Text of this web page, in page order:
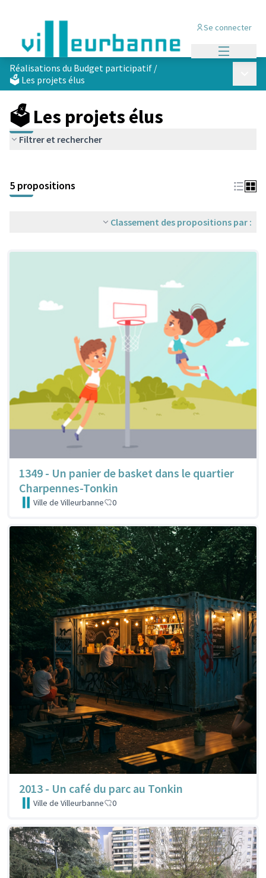
Se connecter
Réalisations du Budget participatif /
🗳️ Les projets élus
🗳️ Les projets élus
Filtrer et rechercher
+
−
5 propositions
Classement des propositions par :
1349 - Un panier de basket dans le quartier
Charpennes-Tonkin
Ville de Villeurbanne 0
2013 - Un café du parc au Tonkin
Ville de Villeurbanne 0